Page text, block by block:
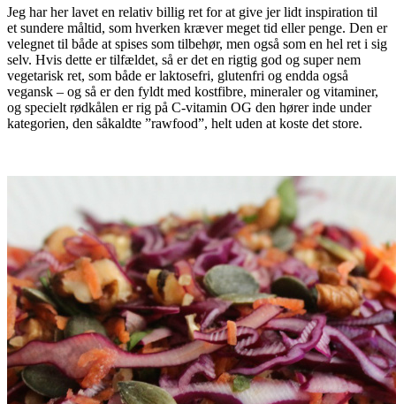
Jeg har her lavet en relativ billig ret for at give jer lidt inspiration til
et sundere måltid, som hverken kræver meget tid eller penge. Den er
velegnet til både at spises som tilbehør, men også som en hel ret i sig
selv. Hvis dette er tilfældet, så er det en rigtig god og super nem
vegetarisk ret, som både er laktosefri, glutenfri og endda også
vegansk – og så er den fyldt med kostfibre, mineraler og vitaminer,
og specielt rødkålen er rig på C-vitamin OG den hører inde under
kategorien, den såkaldte ”rawfood”, helt uden at koste det store.